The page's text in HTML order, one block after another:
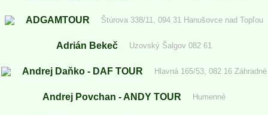
ADGAMTOUR Štúrova 338/11, 094 31 Hanušovce nad Topľou
Adrián Bekeč Uzovský Šalgov 082 61
Andrej Daňko - DAF TOUR Hlavná 165/53, 082 16 Záhradné
Andrej Povchan - ANDY TOUR Humenné